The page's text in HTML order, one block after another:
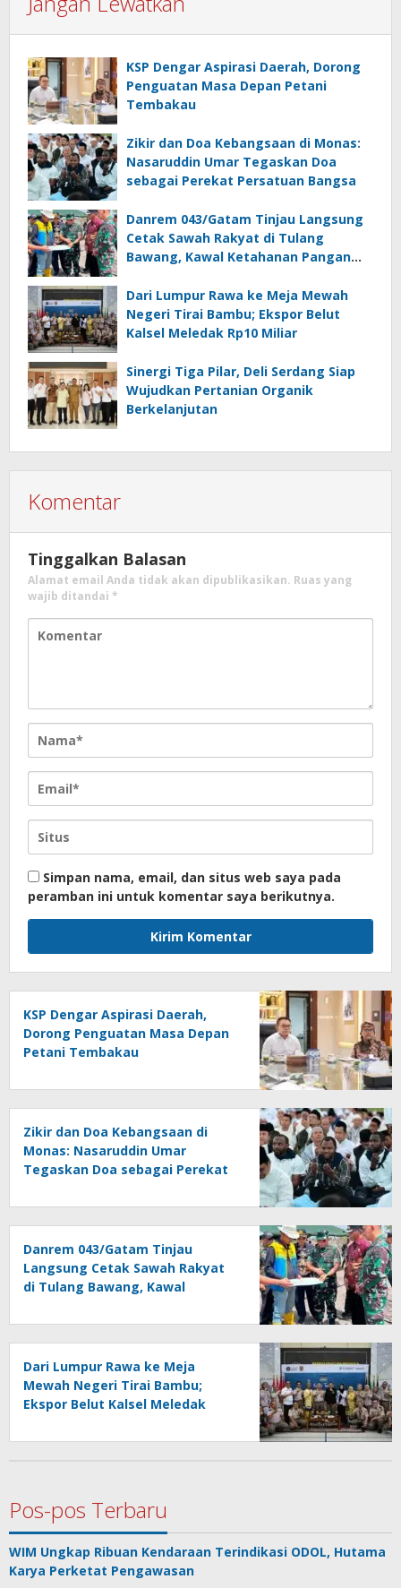
KSP Dengar Aspirasi Daerah, Dorong
Penguatan Masa Depan Petani
Tembakau
Zikir dan Doa Kebangsaan di Monas:
Nasaruddin Umar Tegaskan Doa
sebagai Perekat Persatuan Bangsa
Danrem 043/Gatam Tinjau Langsung
Cetak Sawah Rakyat di Tulang
Bawang, Kawal Ketahanan Pangan
Dari Lumpur Rawa ke Meja Mewah
Negeri Tirai Bambu; Ekspor Belut
Kalsel Meledak Rp10 Miliar
Sinergi Tiga Pilar, Deli Serdang Siap
Wujudkan Pertanian Organik
Berkelanjutan
Komentar
Tinggalkan Balasan
Alamat email Anda tidak akan dipublikasikan. Ruas yang
wajib ditandai *
Simpan nama, email, dan situs web saya pada
peramban ini untuk komentar saya berikutnya.
KSP Dengar Aspirasi Daerah,
Dorong Penguatan Masa Depan
Petani Tembakau
Zikir dan Doa Kebangsaan di
Monas: Nasaruddin Umar
Tegaskan Doa sebagai Perekat
Danrem 043/Gatam Tinjau
Langsung Cetak Sawah Rakyat
di Tulang Bawang, Kawal
Dari Lumpur Rawa ke Meja
Mewah Negeri Tirai Bambu;
Ekspor Belut Kalsel Meledak
Pos-pos Terbaru
WIM Ungkap Ribuan Kendaraan Terindikasi ODOL, Hutama
Karya Perketat Pengawasan